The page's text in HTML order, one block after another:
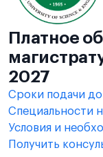
Платное
2027
Сроки подачи
Специальности
Условия и
Получить